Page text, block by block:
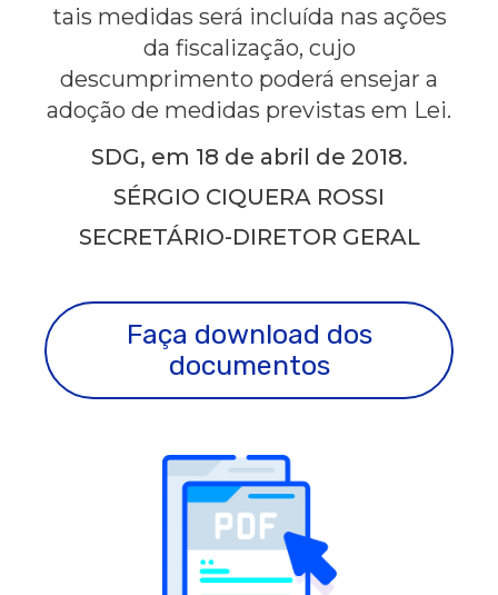
tais medidas será incluída nas ações
da fiscalização, cujo
descumprimento poderá ensejar a
adoção de medidas previstas em Lei.
SDG, em 18 de abril de 2018.
SÉRGIO CIQUERA ROSSI
SECRETÁRIO-DIRETOR GERAL
Faça download dos
documentos